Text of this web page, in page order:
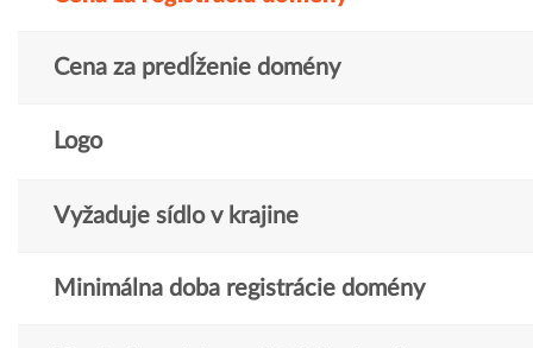
Cena za predĺženie domény
Logo
Vyžaduje sídlo v krajine
Minimálna doba registrácie domény